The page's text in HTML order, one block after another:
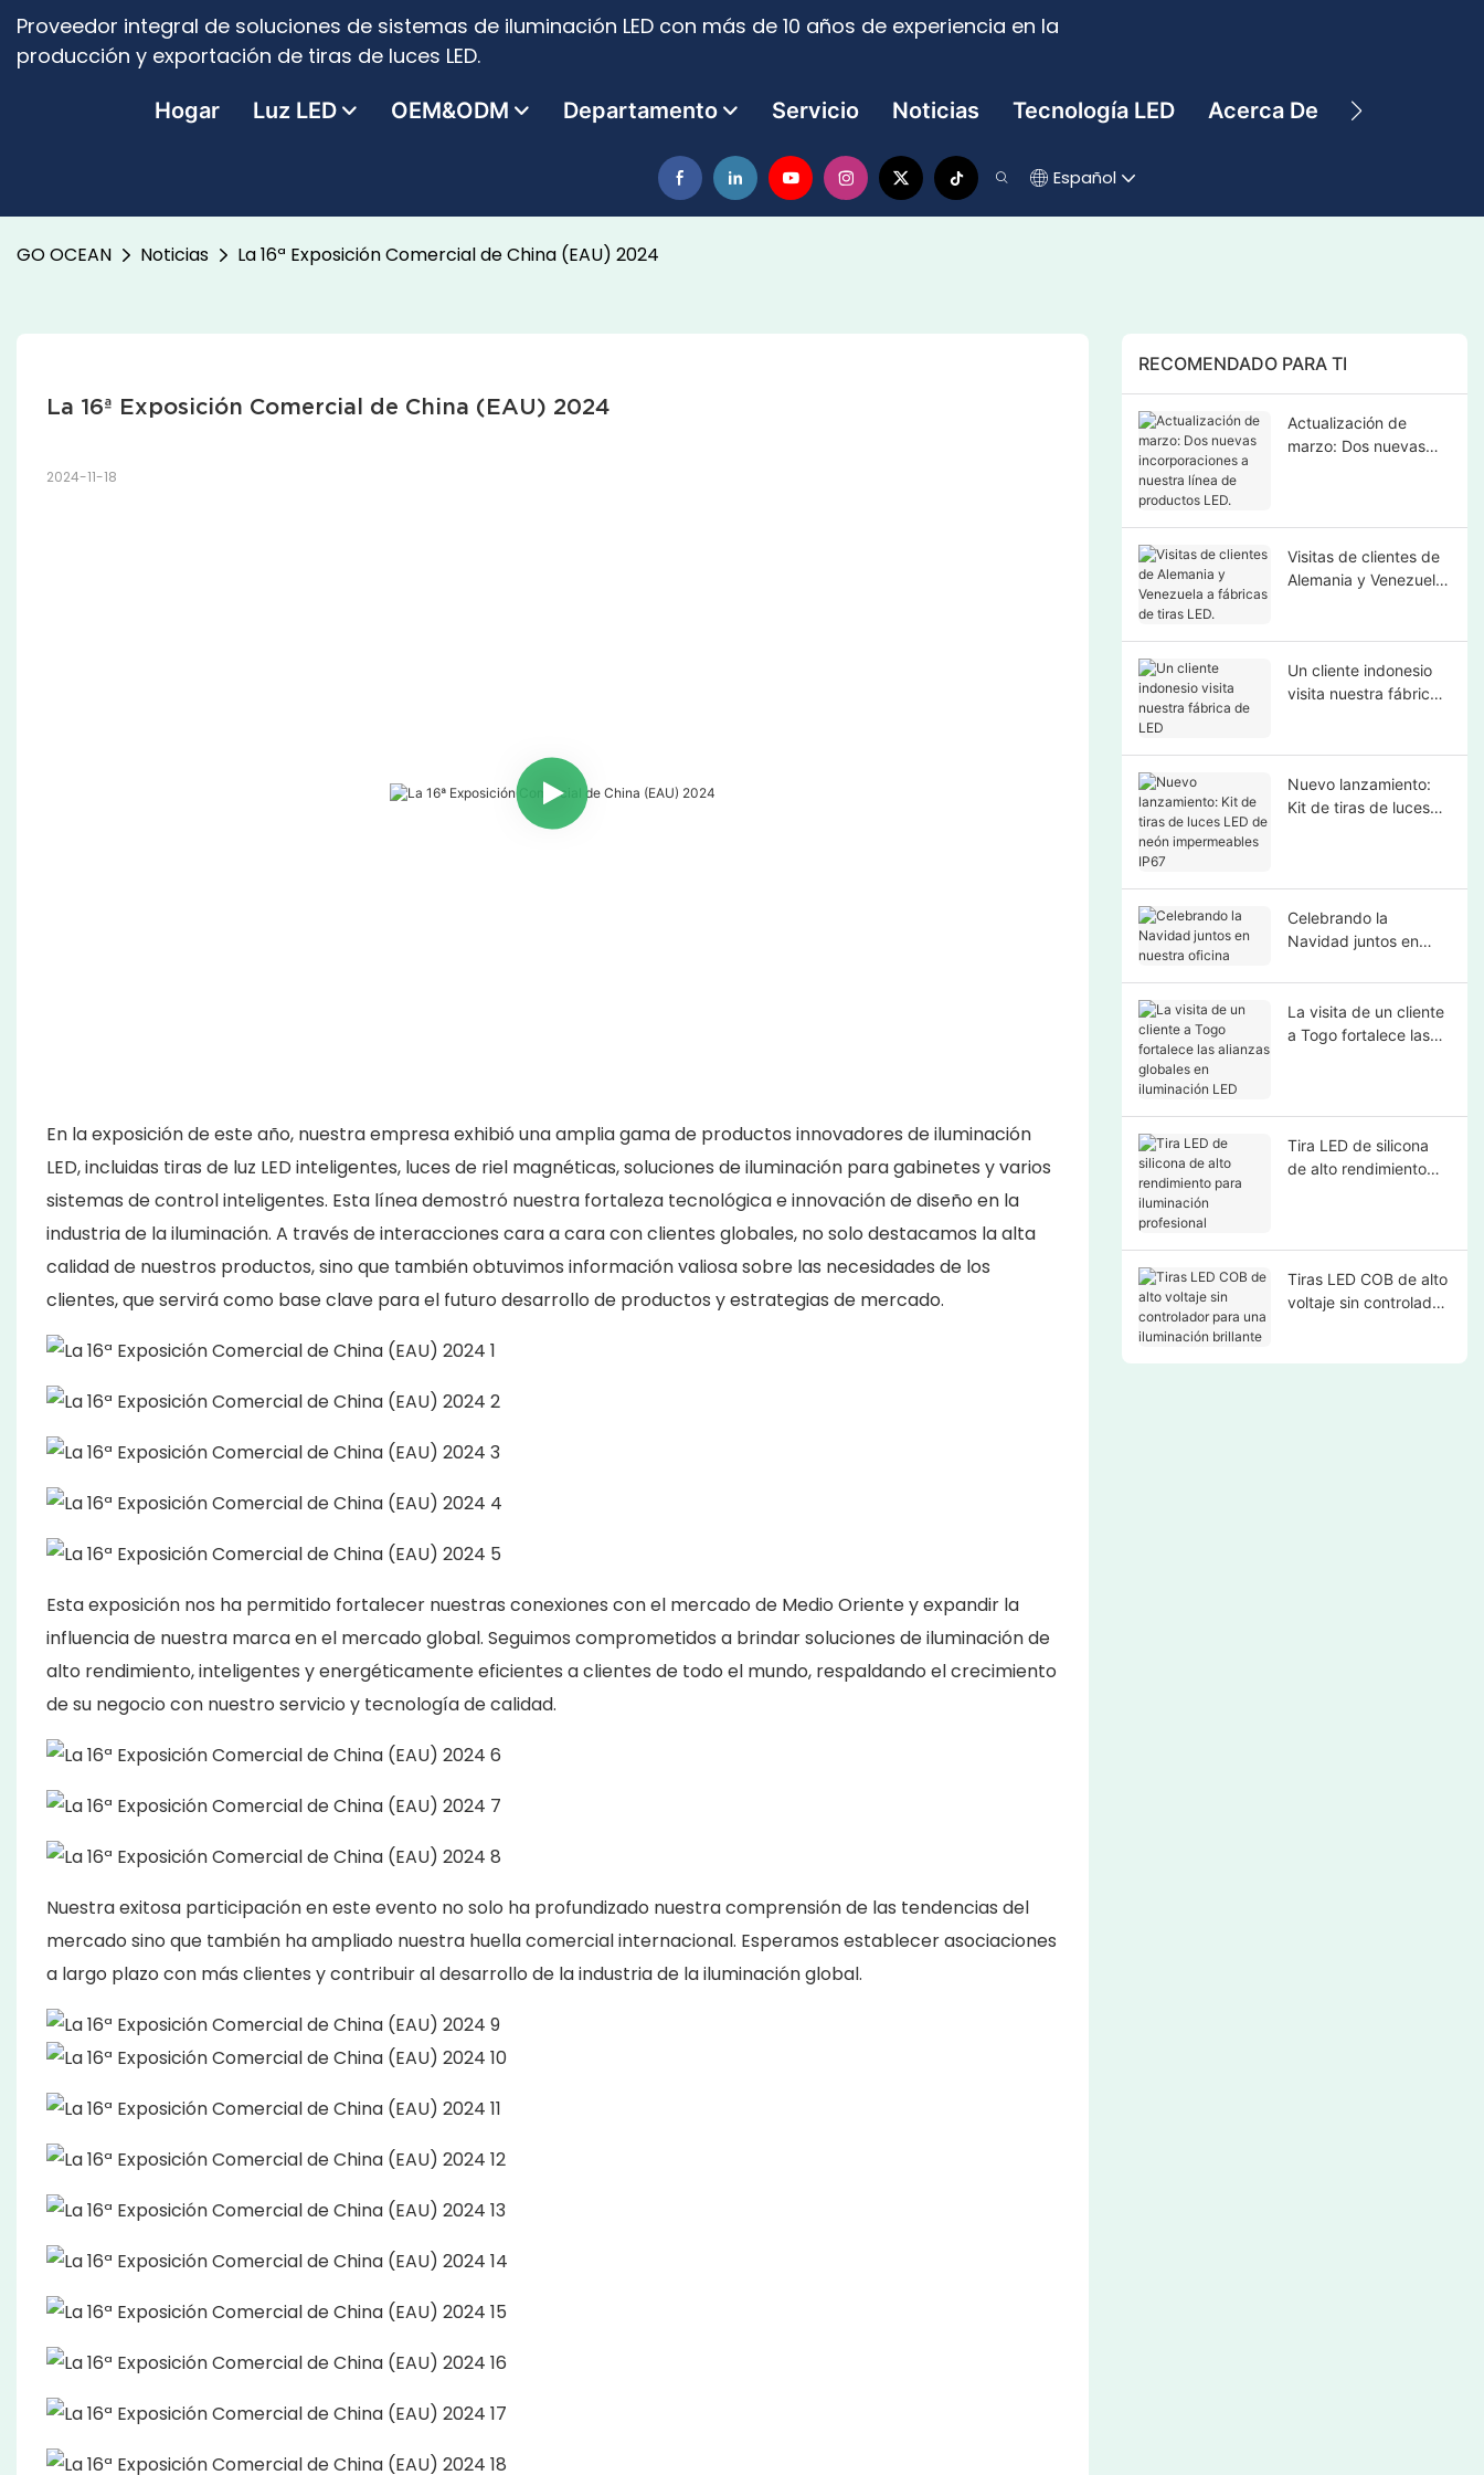
Proveedor integral de soluciones de sistemas de iluminación LED con más de 10 años de experiencia en la
producción y exportación de tiras de luces LED.
Hogar Luz LED OEM&ODM Departamento Servicio Noticias Tecnología LED Acerca De Contacto
Español
GO OCEAN Noticias La 16ª Exposición Comercial de China (EAU) 2024
La 16ª Exposición Comercial de China (EAU) 2024
2024-11-18
En la exposición de este año, nuestra empresa exhibió una amplia gama de productos innovadores de iluminación
LED, incluidas tiras de luz LED inteligentes, luces de riel magnéticas, soluciones de iluminación para gabinetes y varios
sistemas de control inteligentes. Esta línea demostró nuestra fortaleza tecnológica e innovación de diseño en la
industria de la iluminación. A través de interacciones cara a cara con clientes globales, no solo destacamos la alta
calidad de nuestros productos, sino que también obtuvimos información valiosa sobre las necesidades de los
clientes, que servirá como base clave para el futuro desarrollo de productos y estrategias de mercado.
Esta exposición nos ha permitido fortalecer nuestras conexiones con el mercado de Medio Oriente y expandir la
influencia de nuestra marca en el mercado global. Seguimos comprometidos a brindar soluciones de iluminación de
alto rendimiento, inteligentes y energéticamente eficientes a clientes de todo el mundo, respaldando el crecimiento
de su negocio con nuestro servicio y tecnología de calidad.
Nuestra exitosa participación en este evento no solo ha profundizado nuestra comprensión de las tendencias del
mercado sino que también ha ampliado nuestra huella comercial internacional. Esperamos establecer asociaciones
a largo plazo con más clientes y contribuir al desarrollo de la industria de la iluminación global.
RECOMENDADO PARA TI
Actualización de
marzo: Dos nuevas
Visitas de clientes de
Alemania y Venezuela
Un cliente indonesio
visita nuestra fábrica
Nuevo lanzamiento:
Kit de tiras de luces
Celebrando la
Navidad juntos en
La visita de un cliente
a Togo fortalece las
Tira LED de silicona
de alto rendimiento
Tiras LED COB de alto
voltaje sin controlador